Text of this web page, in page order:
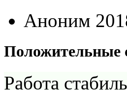
Аноним
Положительные
Работа